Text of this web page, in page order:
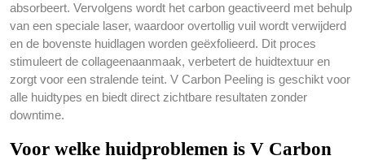
absorbeert. Vervolgens wordt het carbon geactiveerd met behulp
van een speciale laser, waardoor overtollig vuil wordt verwijderd
en de bovenste huidlagen worden geëxfolieerd. Dit proces
stimuleert de collageenaanmaak, verbetert de huidtextuur en
zorgt voor een stralende teint. V Carbon Peeling is geschikt voor
alle huidtypes en biedt direct zichtbare resultaten zonder
downtime.
Voor welke huidproblemen is V Carbon